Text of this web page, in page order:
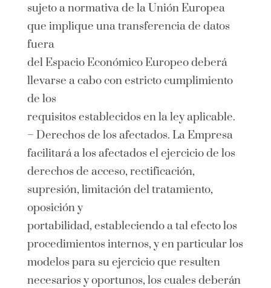
sujeto a normativa de la Unión Europea
que implique una transferencia de datos
fuera
del Espacio Económico Europeo deberá
llevarse a cabo con estricto cumplimiento
de los
requisitos establecidos en la ley aplicable.
– Derechos de los afectados. La Empresa
facilitará a los afectados el ejercicio de los
derechos de acceso, rectificación,
supresión, limitación del tratamiento,
oposición y
portabilidad, estableciendo a tal efecto los
procedimientos internos, y en particular los
modelos para su ejercicio que resulten
necesarios y oportunos, los cuales deberán